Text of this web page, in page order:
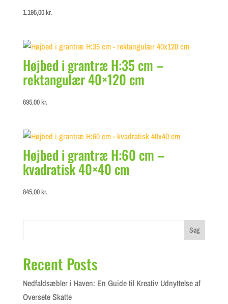
1.195,00kr.
Højbed i grantræ H:35 cm –
rektangulær 40×120 cm
695,00kr.
Højbed i grantræ H:60 cm –
kvadratisk 40×40 cm
845,00kr.
Søg
Recent Posts
Nedfaldsæbler i Haven: En Guide til Kreativ Udnyttelse af
Oversete Skatte